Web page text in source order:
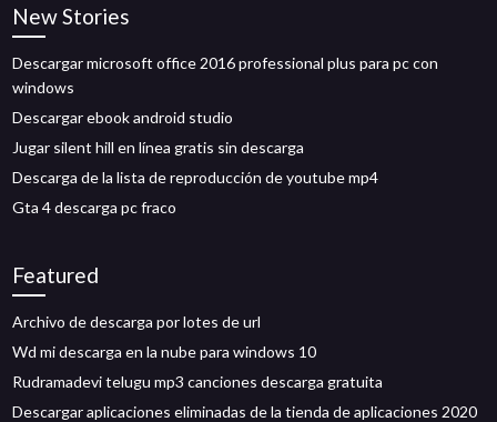
New Stories
Descargar microsoft office 2016 professional plus para pc con
windows
Descargar ebook android studio
Jugar silent hill en línea gratis sin descarga
Descarga de la lista de reproducción de youtube mp4
Gta 4 descarga pc fraco
Featured
Archivo de descarga por lotes de url
Wd mi descarga en la nube para windows 10
Rudramadevi telugu mp3 canciones descarga gratuita
Descargar aplicaciones eliminadas de la tienda de aplicaciones 2020